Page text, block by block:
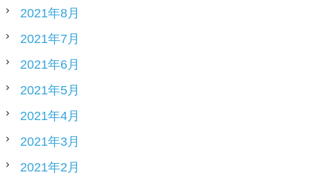
2021年8月
2021年7月
2021年6月
2021年5月
2021年4月
2021年3月
2021年2月